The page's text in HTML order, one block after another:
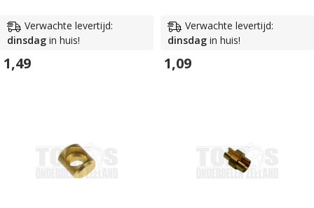
Verwachte levertijd:
dinsdag in huis!
1,49
Verwachte levertijd:
dinsdag in huis!
1,09